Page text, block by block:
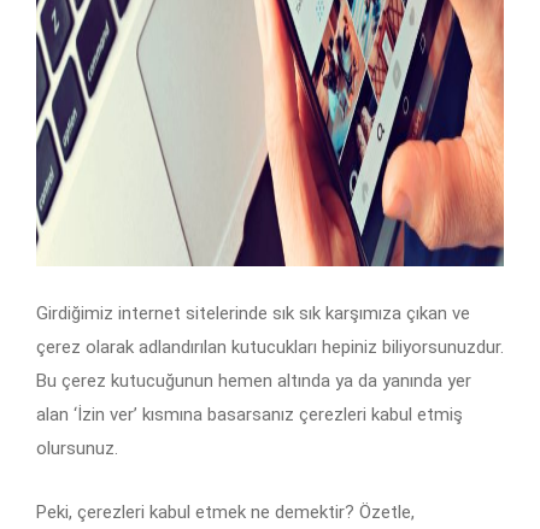
Girdiğimiz internet sitelerinde sık sık karşımıza çıkan ve
çerez olarak adlandırılan kutucukları hepiniz biliyorsunuzdur.
Bu çerez kutucuğunun hemen altında ya da yanında yer
alan ‘İzin ver’ kısmına basarsanız çerezleri kabul etmiş
olursunuz.
Peki, çerezleri kabul etmek ne demektir? Özetle,